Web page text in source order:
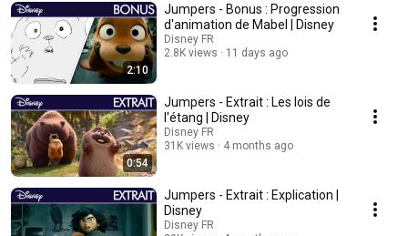
2:10
Jumpers - Bonus : Progression
d'animation de Mabel | Disney
Disney FR
2.8K views
11 days ago
0:54
Jumpers - Extrait : Les lois de
l'étang | Disney
Disney FR
31K views
4 months ago
Jumpers - Extrait : Explication |
Disney
Disney FR